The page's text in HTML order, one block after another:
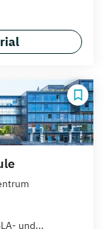
und...